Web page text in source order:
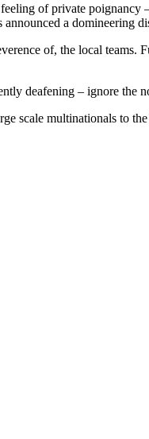
of private
a domineering
of, the local
deafening – ignore the
scale multinationals to